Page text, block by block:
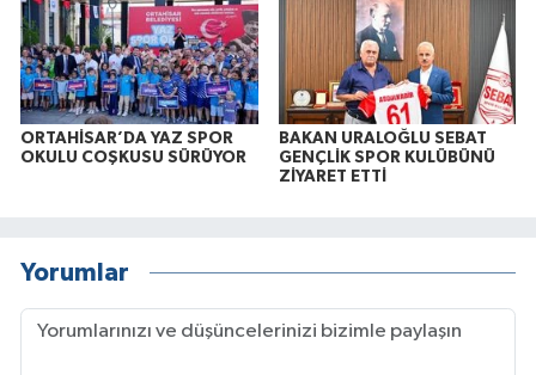
ORTAHİSAR’DA YAZ SPOR
OKULU COŞKUSU SÜRÜYOR
BAKAN URALOĞLU SEBAT
GENÇLİK SPOR KULÜBÜNÜ
ZİYARET ETTİ
Yorumlar